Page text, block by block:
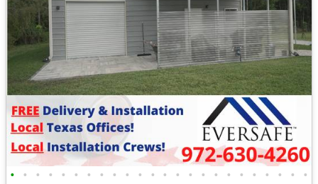
• • • • • • • • • • • • • • • • • • • • • • • •